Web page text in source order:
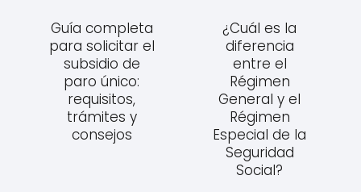
Guía completa
para solicitar el
subsidio de
paro único:
requisitos,
trámites y
consejos
¿Cuál es la
diferencia
entre el
Régimen
General y el
Régimen
Especial de la
Seguridad
Social?